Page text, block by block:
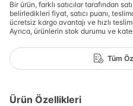
Bir ürün, farklı satıcılar tarafından
belirledikleri fiyat, satıcı puanı,
ücretsiz kargo avantajı ve hızlı
Ayrıca, ürünlerin stok durumu ve
Tüm
Ürün Özellikleri